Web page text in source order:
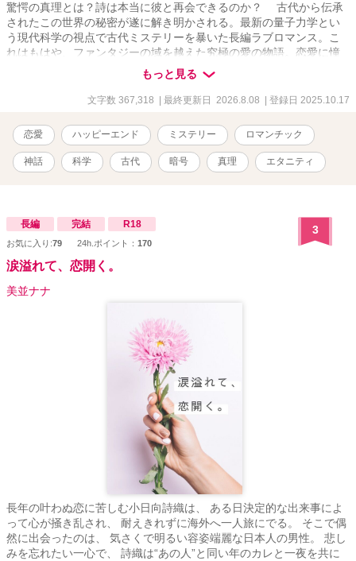
驚愕の真理とは？詩は本当に彼と再会できるのか？ 古代から伝承
されたこの世界の秘密が遂に解き明かされる。最新の量子力学とい
う現代科学の視点で古代ミステリーを暴いた長編ラブロマンス。こ
れはもはや、ファンタジーの域を越えた究極の愛の物語。恋愛に憧
れ愛の本質に悩み戸惑う人々に真実の愛とは何かを伝える作者渾身
の超大作。 ＊本作品は「小説家になろう」にも掲載しています。
もっと見る
文字数 367,318 | 最終更新日 2026.8.08 | 登録日 2025.10.17
恋愛 ハッピーエンド ミステリー ロマンチック
神話 科学 古代 暗号 真理 エタニティ
長編 完結 R18
お気に入り:79 24h.ポイント： 170
3
涙溢れて、恋開く。
美並ナナ
長年の叶わぬ恋に苦しむ小日向詩織は、 ある日決定的な出来事によ
って心が掻き乱され、 耐えきれずに海外へ一人旅にでる。 そこで偶
然に出会ったのは、 気さくで明るい容姿端麗な日本人の男性。 悲し
みを忘れたい一心で、 詩織は“あの人”と同い年のカレと一夜を共に